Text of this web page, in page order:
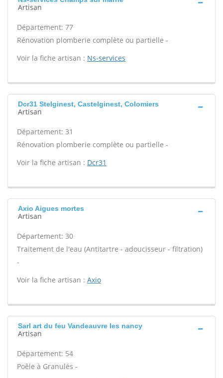
Artisan
Département: 77
Rénovation plomberie complète ou partielle -
Voir la fiche artisan : Ns-services
Dcr31 Stelginest, Castelginest, Colomiers
Artisan
Département: 31
Rénovation plomberie complète ou partielle -
Voir la fiche artisan : Dcr31
Axio Aigues mortes
Artisan
Département: 30
Traitement de l'eau (Antitartre - adoucisseur - filtration)
-
Voir la fiche artisan : Axio
Sarl art du feu Vandeauvre les nancy
Artisan
Département: 54
Poêle à Granulés -